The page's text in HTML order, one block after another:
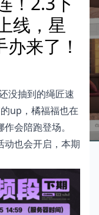
线，星
来了！
没抽到的绳匠速
up，橘福福也在
会陪跑登场。
动也会开启，本期